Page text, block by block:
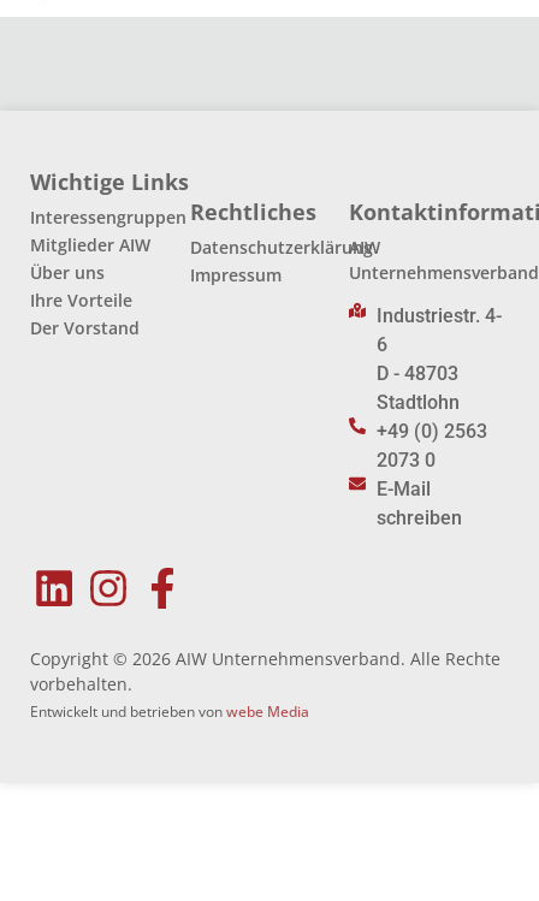
Wichtige Links
Interessengruppen
Mitglieder AIW
Über uns
Ihre Vorteile
Der Vorstand
Rechtliches
Datenschutzerklärung
Impressum
AIW
Unternehmensverband
Industriestr. 4-
6
D - 48703
Stadtlohn
+49 (0) 2563
2073 0
E-Mail
schreiben
Copyright © 2026 AIW Unternehmensverband. Alle Rechte
vorbehalten.
Entwickelt und betrieben vonwebe Media